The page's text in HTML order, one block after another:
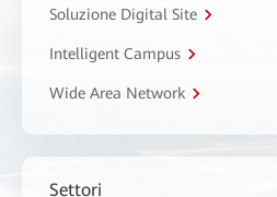
Soluzione Digital Site
Intelligent Campus
Wide Area Network
Settori